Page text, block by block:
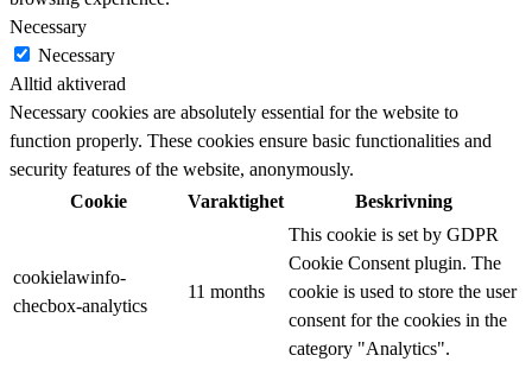
Necessary
Necessary
Alltid aktiverad
Necessary cookies are absolutely essential for the website to
function properly. These cookies ensure basic functionalities and
security features of the website, anonymously.
Cookie
Varaktighet Beskrivning
cookielawinfo-
checbox-analytics
11 months
This cookie is set by GDPR
Cookie Consent plugin. The
cookie is used to store the user
consent for the cookies in the
category "Analytics".